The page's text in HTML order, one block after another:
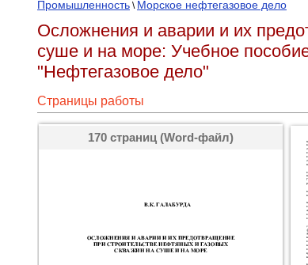
Промышленность \ Морское нефтегазовое дело
Осложнения и аварии и их
суше и на море: Учебное
"Нефтегазовое дело"
Страницы работы
170 страниц (Word-файл)